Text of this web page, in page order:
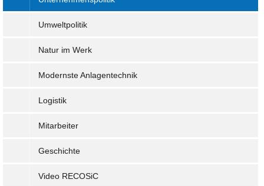
Umweltpolitik
Natur im Werk
Modernste Anlagentechnik
Logistik
Mitarbeiter
Geschichte
Video RECOSiC